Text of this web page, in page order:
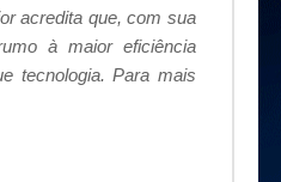
acredita que, com sua
à maior eficiência
tecnologia. Para mais